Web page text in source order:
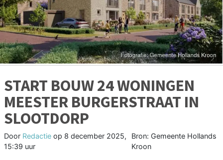
START BOUW 24 WONINGEN
MEESTER BURGERSTRAAT IN
SLOOTDORP
Door Redactie op 8 december 2025,
15:39 uur
Bron: Gemeente Hollands
Kroon